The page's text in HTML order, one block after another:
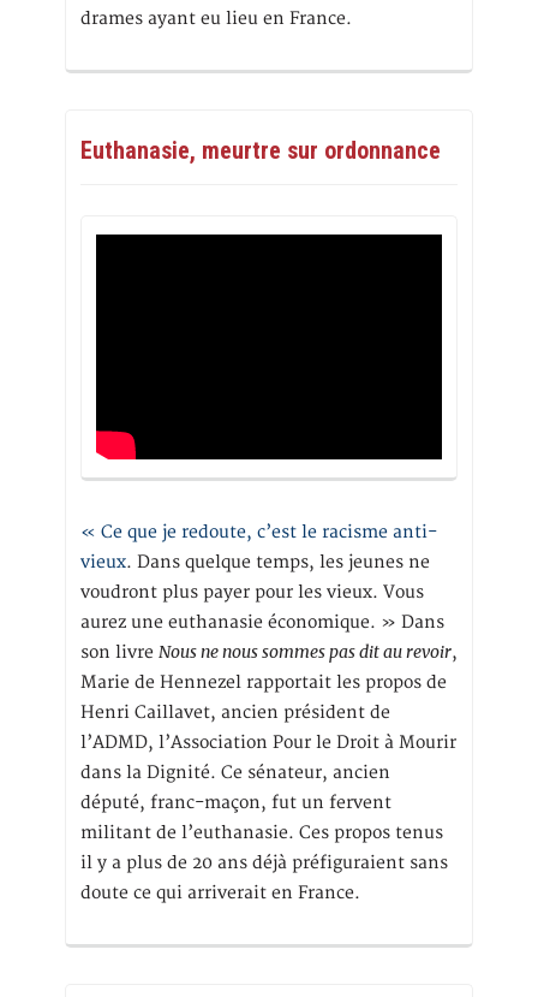
drames ayant eu lieu en France.
Euthanasie, meurtre sur ordonnance
« Ce que je redoute, c’est le racisme anti-
vieux. Dans quelque temps, les jeunes ne
voudront plus payer pour les vieux. Vous
aurez une euthanasie économique. » Dans
son livre Nous ne nous sommes pas dit au revoir,
Marie de Hennezel rapportait les propos de
Henri Caillavet, ancien président de
l’ADMD, l’Association Pour le Droit à Mourir
dans la Dignité. Ce sénateur, ancien
député, franc-maçon, fut un fervent
militant de l’euthanasie. Ces propos tenus
il y a plus de 20 ans déjà préfiguraient sans
doute ce qui arriverait en France.